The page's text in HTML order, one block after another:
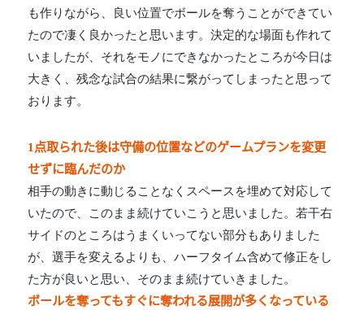
も作りながら、良い位置でボールを奪うことができてい
たので凄く良かったと思います。決定的な場面も作れて
いましたが、それをモノにできなかったところが今日は
大きく、残念な試合の結果に繋がってしまったと思って
おります。
1点取られた後は守備の位置などのゲームプランを変更
せずに臨んだのか
相手の動きに動じることなくスペースを埋めて対応して
いたので、このまま続けていこうと思いました。若干右
サイドのところはうまくいってない部分もありました
が、選手を変えるよりも、ハーフタイム含めて修正をし
た方が良いと思い、そのまま続けていきました。
ボールを奪ってもすぐに奪われる展開が多くなっている